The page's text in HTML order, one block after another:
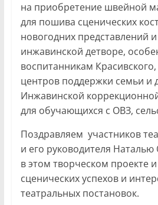
на приобретение швейной
для пошива сценических
новогодних представлений и
инжавинской детворе,
воспитанникам
центров поддержки семьи и
Инжавинской
для обучающихся с ОВЗ,
Поздравляем участников
и его руководителя
в этом творческом проекте
сценических успехов и
театральных постановок.